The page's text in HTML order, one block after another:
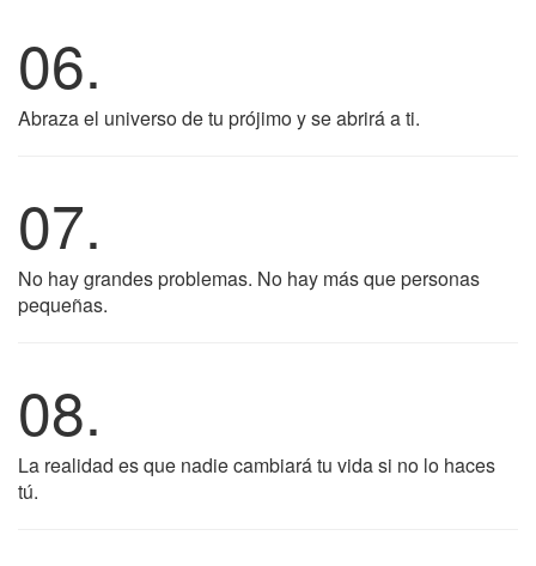
06.
Abraza el universo de tu prójimo y se abrirá a ti.
07.
No hay grandes problemas. No hay más que personas
pequeñas.
08.
La realidad es que nadie cambiará tu vida si no lo haces
tú.